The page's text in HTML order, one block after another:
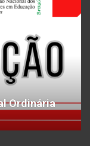
Ordinária